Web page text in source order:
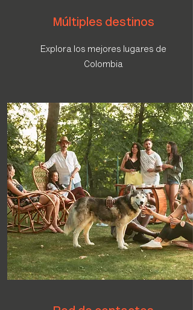
Múltiples destinos
Explora los mejores lugares de
Colombia